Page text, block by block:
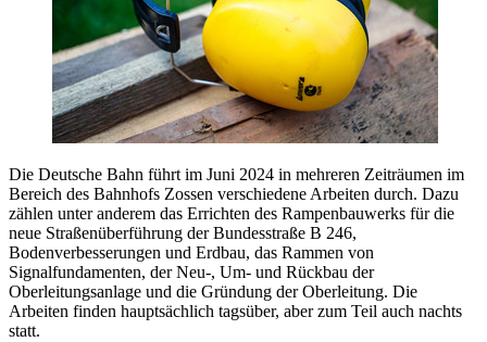
Die Deutsche Bahn führt im Juni 2024 in mehreren Zeiträumen im
Bereich des Bahnhofs Zossen ver­schiedene Arbeiten durch. Dazu
zählen unter anderem das Errichten des Rampenbau­werks für die
neue Straßenüberführung der Bundesstraße B 246,
Bodenverbesserungen und Erdbau, das Rammen von
Signalfundamenten, der Neu-, Um- und Rückbau der
Oberleitungsanlage und die Gründung der Oberleitung. Die
Arbeiten finden hauptsächlich tagsüber, aber zum Teil auch nachts
statt.